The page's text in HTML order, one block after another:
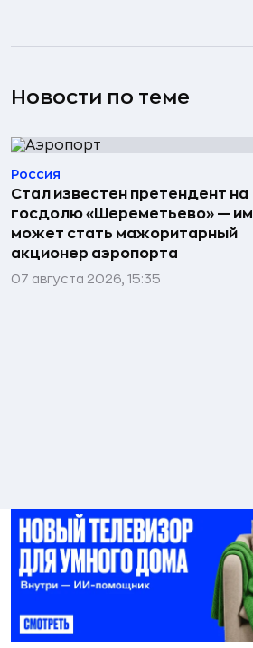
Новости по теме
Россия
Стал известен претендент на
госдолю «Шереметьево» — им
может стать мажоритарный
акционер аэропорта
07 августа 2026, 15:35